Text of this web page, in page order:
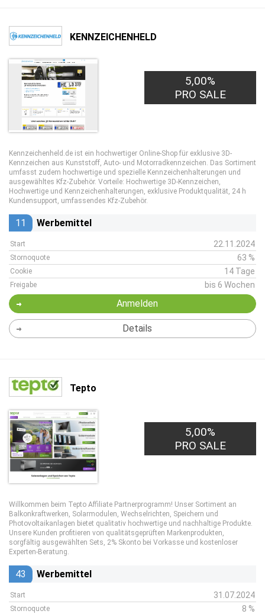
KENNZEICHENHELD
5,00%
PRO SALE
Kennzeichenheld.de ist ein hochwertiger Online-Shop für exklusive 3D-
Kennzeichen aus Kunststoff, Auto- und Motorradkennzeichen. Das Sortiment
umfasst zudem hochwertige und spezielle Kennzeichenhalterungen und
ausgewähltes Kfz-Zubehör. Vorteile: Hochwertige 3D-Kennzeichen,
Hochwertige und Kennzeichenhalterungen, exklusive Produktqualität, 24 h
Kundensupport, umfassendes Kfz-Zubehör.
11 Werbemittel
Start 22.11.2024
Stornoquote 63 %
Cookie 14 Tage
Freigabe bis 6 Wochen
Anmelden
Details
Tepto
5,00%
PRO SALE
Willkommen beim Tepto Affiliate Partnerprogramm! Unser Sortiment an
Balkonkraftwerken, Solarmodulen, Wechselrichten, Speichern und
Photovoltaikanlagen bietet qualitativ hochwertige und nachhaltige Produkte.
Unsere Kunden profitieren von qualitätsgeprüften Markenprodukten,
sorgfältig ausgewählten Sets, 2% Skonto bei Vorkasse und kostenloser
Experten-Beratung.
43 Werbemittel
Start 31.07.2024
Stornoquote 8 %